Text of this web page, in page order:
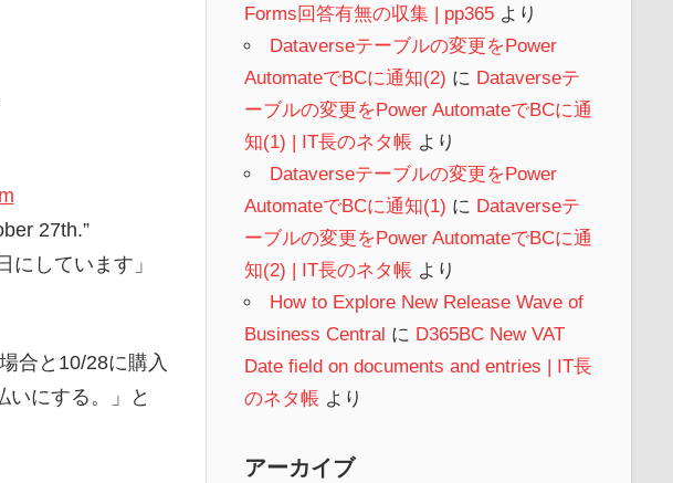
27th.”
しています」
合と10/28に購入
いにする。」と
Forms回答有無の収集 | pp365より
Dataverseテーブルの変更をPower
AutomateでBCに通知(2) に Dataverseテ
ーブルの変更をPower AutomateでBCに通
知(1) | IT長のネタ帳 より
Dataverseテーブルの変更をPower
AutomateでBCに通知(1) に Dataverseテ
ーブルの変更をPower AutomateでBCに通
知(2) | IT長のネタ帳 より
How to Explore New Release Wave of
Business Central に D365BC New VAT
Date field on documents and entries | IT長
のネタ帳 より
アーカイブ